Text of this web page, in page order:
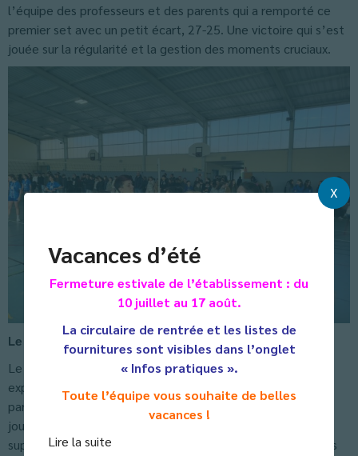
Vacances d’été
Fermeture estivale de l’établissement : du
10 juillet au 17 août.
La circulaire de rentrée et les listes de
fournitures sont visibles dans l’onglet
« Infos pratiques ».
Toute l’équipe vous souhaite de belles
vacances !
Lire la suite
X
l’équipe des professeurs et des parents qui a remporté ce
premier set avec un petit écart, 27-25. Une victoire qui s’est
jouée sur la régularité et la gestion des moments cruciaux.
Le deuxième set : domination des adultes
Le second set a vu une nette domination des adultes. Plus
expérimentées et plus organisées, les professeurs et les
parents, avec l’aide précieuse de Margot Hinderschid,
joueuse émérite de CMVBC, ont montré toute leur
supériorité, prenant rapidement l’avantage. Leurs attaques